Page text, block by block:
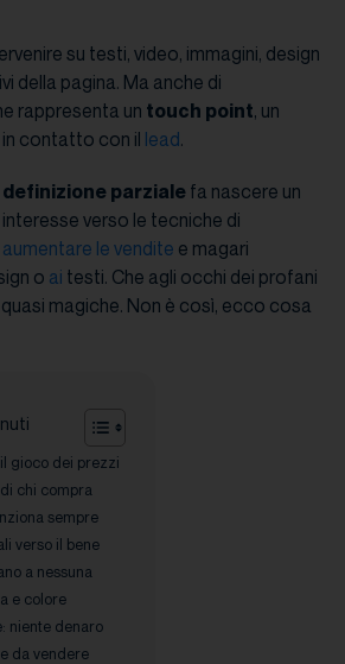
su testi, video, immagini, design
della pagina. Ma anche di
rappresenta un touch point, un
contatto con il lead.
definizione parziale fa nascere un
verso le tecniche di
le vendite e magari
o ai testi. Che agli occhi dei profani
magiche. Non è così, ecco cosa
gioco dei prezzi
chi compra
sempre
verso il bene
a nessuna
e colore
niente denaro
da vendere